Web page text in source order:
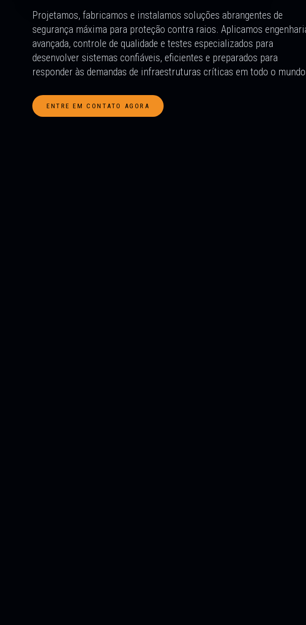
Projetamos, fabricamos e instalamos soluções abrangentes de
segurança máxima para proteção contra raios. Aplicamos
avançada, controle de qualidade e testes especializados para
desenvolver sistemas confiáveis, eficientes e preparados para
responder às demandas de infraestruturas críticas em todo o
ENTRE EM CONTATO AGORA